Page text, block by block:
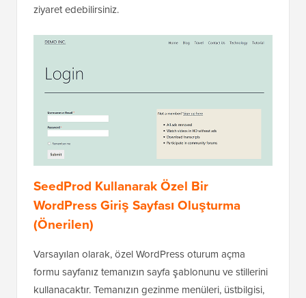
ziyaret edebilirsiniz.
SeedProd Kullanarak Özel Bir
WordPress Giriş Sayfası Oluşturma
(Önerilen)
Varsayılan olarak, özel WordPress oturum açma
formu sayfanız temanızın sayfa şablonunu ve stillerini
kullanacaktır. Temanızın gezinme menüleri, üstbilgisi,